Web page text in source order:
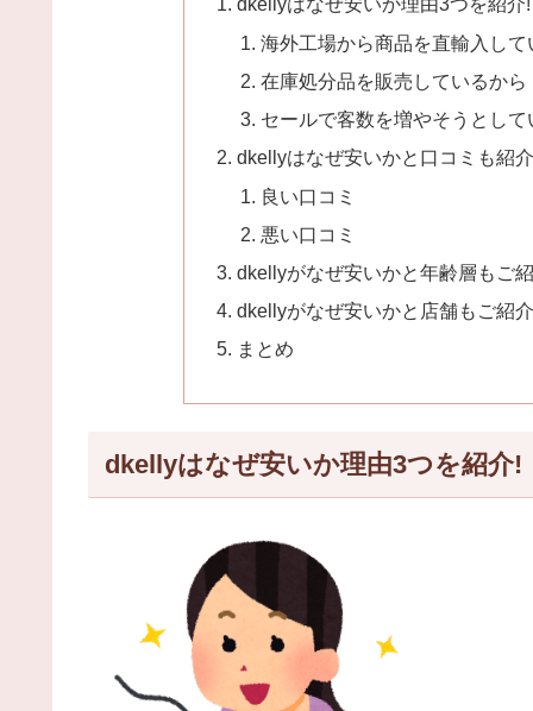
海外工場から商品を直輸入して
在庫処分品を販売しているから
セールで客数を増やそうとして
dkellyはなぜ安いかと口コミも紹
良い口コミ
悪い口コミ
dkellyがなぜ安いかと年齢層もご
dkellyがなぜ安いかと店舗もご紹
まとめ
dkellyはなぜ安いか理由3つを紹介!